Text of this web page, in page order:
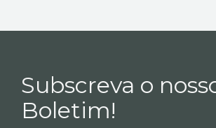
Subscreva o
Boletim!